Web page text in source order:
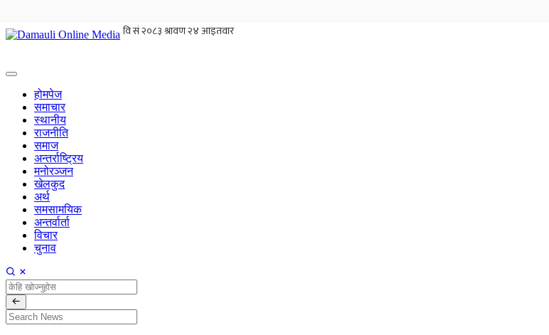
होमपेज
समाचार
स्थानीय
राजनीति
समाज
अन्तर्राष्ट्रिय
मनोरञ्जन
खेलकुद
अर्थ
समसामयिक
अन्तर्वार्ता
विचार
चुनाव